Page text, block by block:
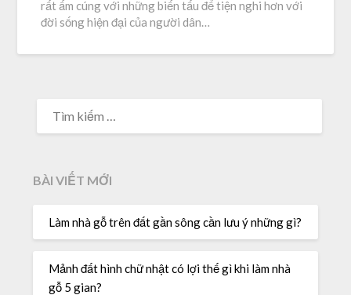
rất ấm cúng với những biến tấu để tiện nghi hơn với
đời sống hiện đại của người dân…
KIẾM
BÀI VIẾT MỚI
Làm nhà gỗ trên đất gần sông cần lưu ý những gì?
Mảnh đất hình chữ nhật có lợi thế gì khi làm nhà
gỗ 5 gian?